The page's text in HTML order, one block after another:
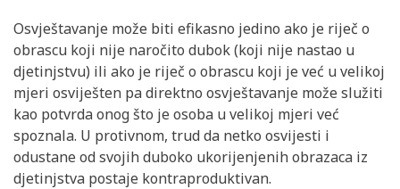
Osvještavanje može biti efikasno jedino ako je riječ o
obrascu koji nije naročito dubok (koji nije nastao u
djetinjstvu) ili ako je riječ o obrascu koji je već u velikoj
mjeri osviješten pa direktno osvještavanje može služiti
kao potvrda onog što je osoba u velikoj mjeri već
spoznala. U protivnom, trud da netko osvijesti i
odustane od svojih duboko ukorijenjenih obrazaca iz
djetinjstva postaje kontraproduktivan.